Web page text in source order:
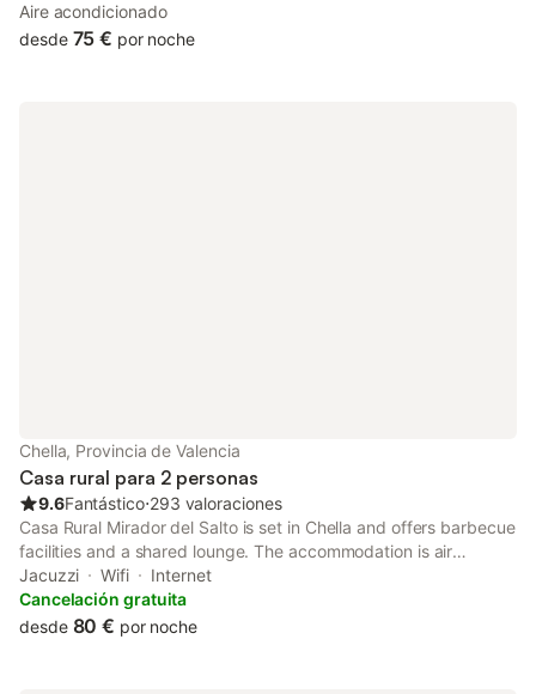
accommodation is non-smoking. Guests at the country house
will be able to enjoy activities in and around Anna, like hiking.
Aire acondicionado
desde 75 € por noche
Chella, Provincia de Valencia
Casa rural para 2 personas
9.6Fantástico⋅293 valoraciones
Casa Rural Mirador del Salto is set in Chella and offers barbecue
facilities and a shared lounge. The accommodation is air
conditioned and has a spa bath. The country house has a hot
tub and a shared kitchen.
Jacuzzi Wifi
Internet
Cancelación gratuita
desde 80 € por noche